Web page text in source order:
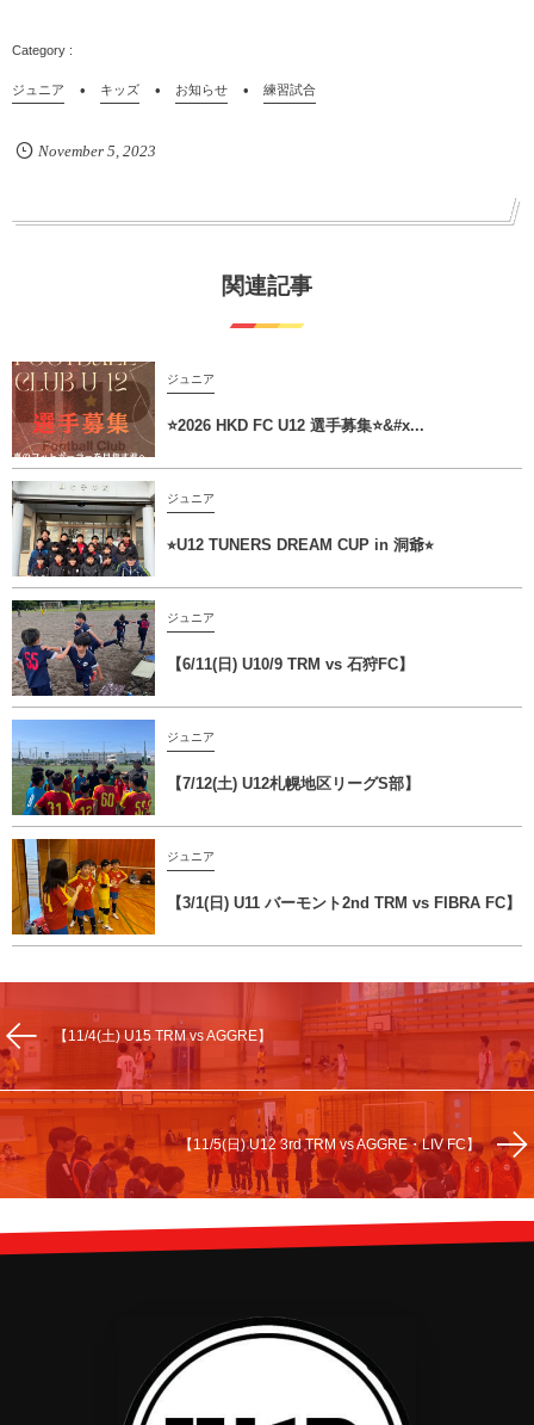
ジュニア キッズ お知らせ 練習試合
November 5, 2023
関連記事
ジュニア
⭐️2026 HKD FC U12 選手募集⭐&#x...
ジュニア
⭐︎U12 TUNERS DREAM CUP in 洞爺⭐︎
ジュニア
【6/11(日) U10/9 TRM vs 石狩FC】
ジュニア
【7/12(土) U12札幌地区リーグS部】
ジュニア
【3/1(日) U11 バーモント2nd TRM vs FIBRA FC】
【11/4(土) U15 TRM vs AGGRE】
【11/5(日) U12 3rd TRM vs AGGRE・LIV FC】